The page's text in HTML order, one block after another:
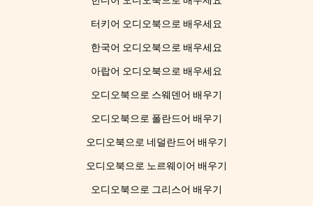
터키어 오디오북으로 배우세요
한국어 오디오북으로 배우세요
아랍어 오디오북으로 배우세요
오디오북으로 스웨덴어 배우기
오디오북으로 폴란드어 배우기
오디오북으로 네덜란드어 배우기
오디오북으로 노르웨이어 배우기
오디오북으로 그리스어 배우기